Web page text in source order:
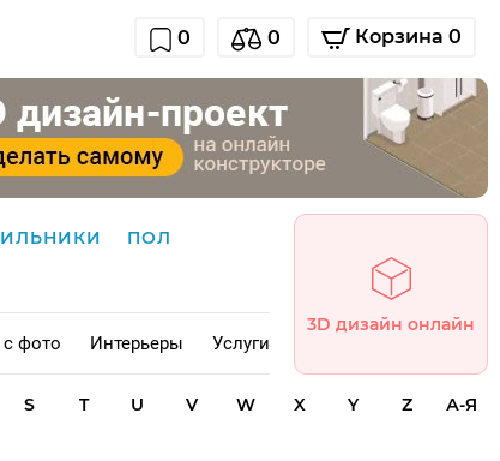
0 0 Корзина 0
ПОЛ
фото Интерьеры Услуги
3D дизайн онлайн
S T U V W X Y Z А-Я